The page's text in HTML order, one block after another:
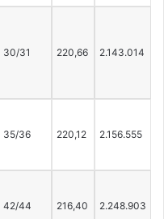
30/31 220,66 2.143.014
35/36 220,12 2.156.555
42/44 216,40 2.248.903